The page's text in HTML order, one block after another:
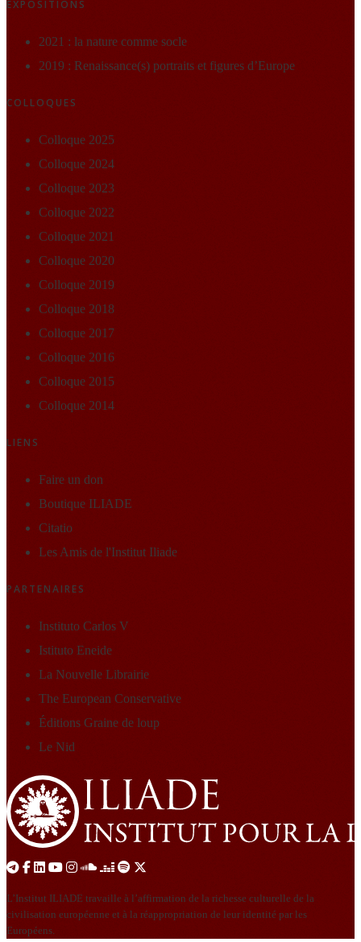
EXPOSITIONS
2021 : la nature comme socle
2019 : Renaissance(s) portraits et figures d’Europe
COLLOQUES
Colloque 2025
Colloque 2024
Colloque 2023
Colloque 2022
Colloque 2021
Colloque 2020
Colloque 2019
Colloque 2018
Colloque 2017
Colloque 2016
Colloque 2015
Colloque 2014
LIENS
Faire un don
Boutique ILIADE
Citatio
Les Amis de l'Institut Iliade
PARTENAIRES
Instituto Carlos V
Istituto Eneide
La Nouvelle Librairie
The European Conservative
Éditions Graine de loup
Le Nid
L’Institut ILIADE travaille à l’affirmation de la richesse culturelle de la
civilisation européenne et à la réappropriation de leur identité par les
Européens.